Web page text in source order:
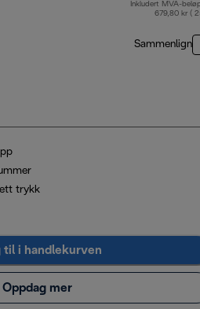
Inkludert MVA-
679,80 kr (
Sammenlign
trykk
til i handlekurven
Oppdag mer